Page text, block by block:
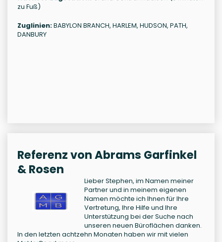
zu Fuß)
Zuglinien:BABYLON BRANCH, HARLEM, HUDSON, PATH,
DANBURY
Referenz von Abrams Garfinkel
& Rosen
Lieber Stephen, im Namen meiner
Partner und in meinem eigenen
Namen möchte ich Ihnen für Ihre
Vertretung, Ihre Hilfe und Ihre
Unterstützung bei der Suche nach
unseren neuen Büroflächen danken.
In den letzten achtzehn Monaten haben wir mit vielen